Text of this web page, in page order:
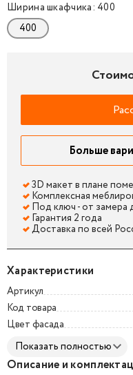
Больше
3D макет в плане
Комплексная
Под ключ - от замера
Гарантия 2 года
Доставка по всей
Ширина шкафчика: 400
400
Характеристики
Артикул
Код товара
Цвет фасада
Показать полностью
Описание и